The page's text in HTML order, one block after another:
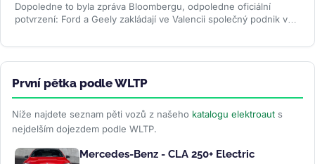
Dopoledne to byla zpráva Bloombergu, odpoledne oficiální
potvrzení: Ford a Geely zakládají ve Valencii společný podnik v
První pětka podle WLTP
Níže najdete seznam pěti vozů z našeho katalogu elektroaut s
nejdelším dojezdem podle WLTP.
Mercedes-Benz - CLA 250+ Electric